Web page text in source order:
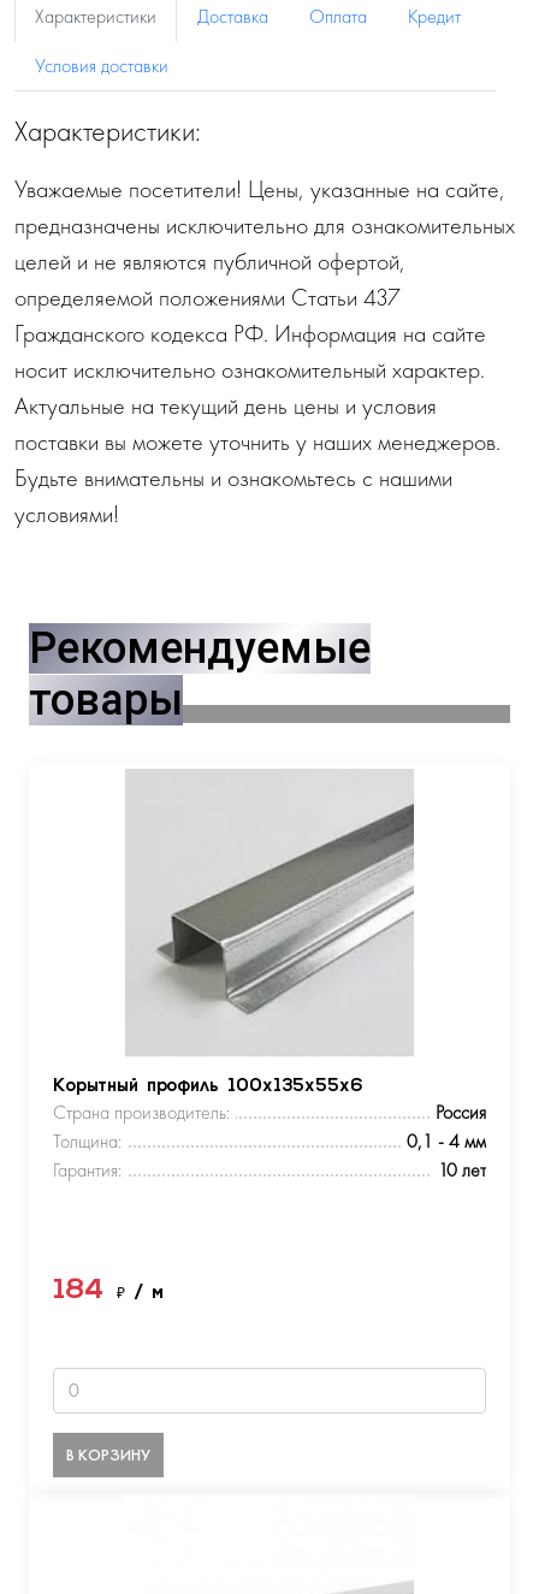
Характеристики Доставка Оплата
Кредит
Условия доставки
Характеристики:
Уважаемые посетители! Цены, указанные на сайте,
предназначены исключительно для ознакомительных
целей и не являются публичной офертой,
определяемой положениями Статьи 437
Гражданского кодекса РФ. Информация на сайте
носит исключительно ознакомительный характер.
Актуальные на текущий день цены и условия
поставки вы можете уточнить у наших менеджеров.
Будьте внимательны и ознакомьтесь с нашими
условиями!
Рекомендуемые
товары
Корытный профиль 100х135х55х6
Страна производитель:
Россия
Толщина:
0,1 - 4 мм
Гарантия:
10 лет
184 ₽ / м
В КОРЗИНУ